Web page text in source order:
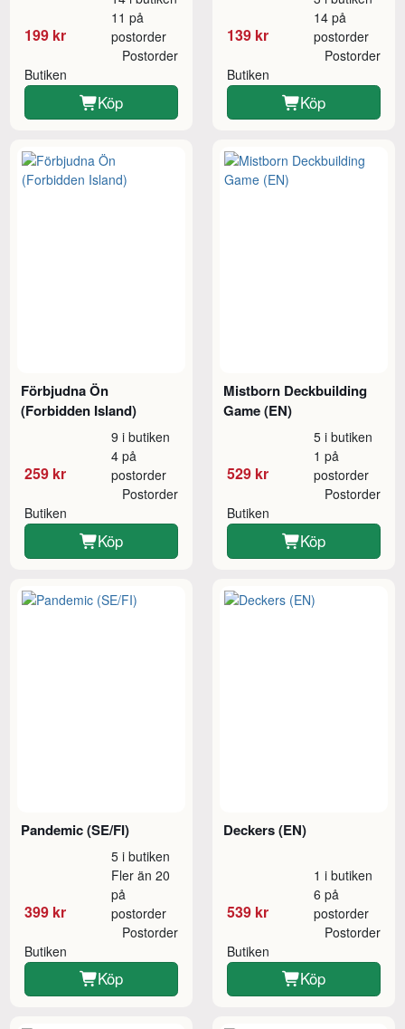
199 kr
11 på
postorder
Butiken
Postorder
Köp
139 kr
14 på
postorder
Butiken
Postorder
Köp
Förbjudna Ön
(Forbidden Island)
259 kr
9 i butiken
4 på
postorder
Butiken
Postorder
Köp
Mistborn Deckbuilding
Game (EN)
529 kr
5 i butiken
1 på
postorder
Butiken
Postorder
Köp
Pandemic (SE/FI)
399 kr
5 i butiken
Fler än 20
på
postorder
Butiken
Postorder
Köp
Deckers (EN)
539 kr
1 i butiken
6 på
postorder
Butiken
Postorder
Köp